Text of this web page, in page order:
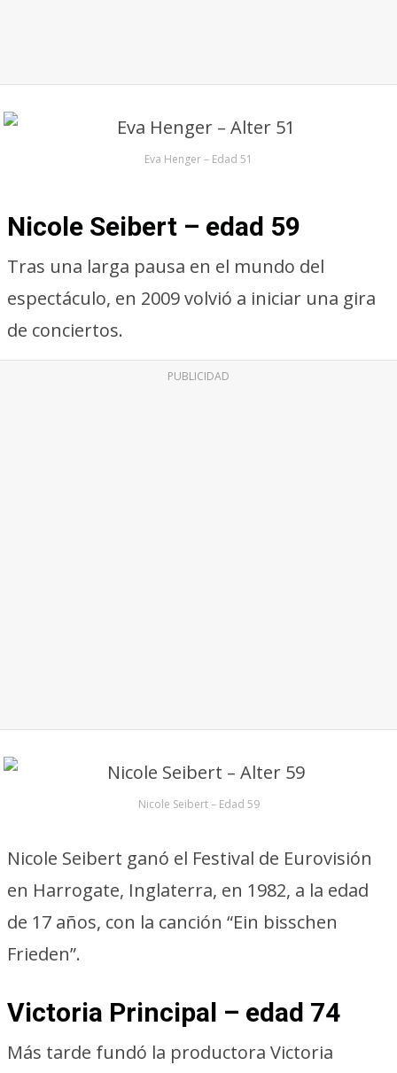
Eva Henger – Edad 51
Nicole Seibert – edad 59
Tras una larga pausa en el mundo del
espectáculo, en 2009 volvió a iniciar una gira
de conciertos.
PUBLICIDAD
Nicole Seibert – Edad 59
Nicole Seibert ganó el Festival de Eurovisión
en Harrogate, Inglaterra, en 1982, a la edad
de 17 años, con la canción “Ein bisschen
Frieden”.
Victoria Principal – edad 74
Más tarde fundó la productora Victoria